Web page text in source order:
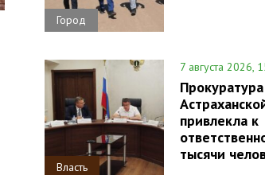
Город
Власть
7 августа 2026,
Прокуратура
привлекла к
тысячи